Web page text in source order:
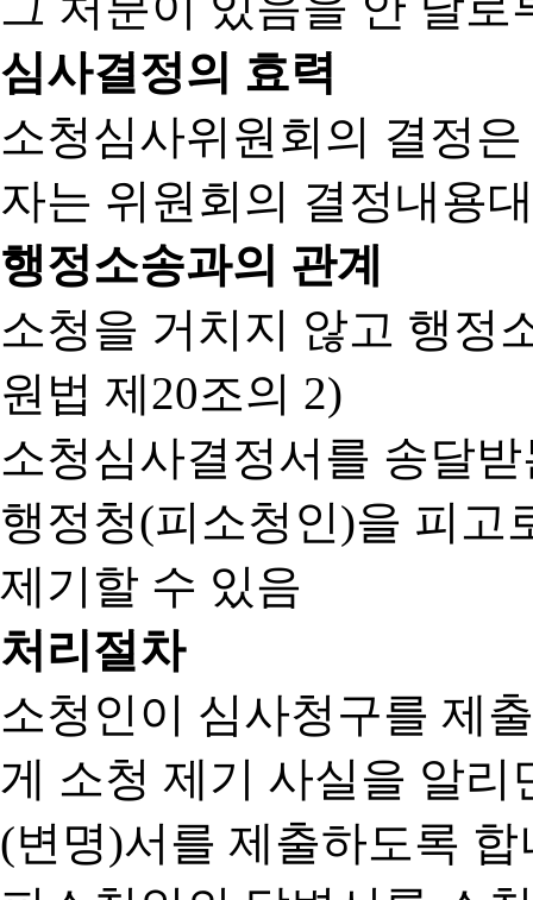
심사결정의 효력
소청심사위원회의 결정
자는 위원회의 결정내용
행정소송과의 관계
소청을 거치지 않고 행정
원법 제20조의 2)
소청심사결정서를 송달
행정청(피소청인)을 피고
제기할 수 있음
처리절차
소청인이 심사청구를 제
게 소청 제기 사실을 알
(변명)서를 제출하도록 합